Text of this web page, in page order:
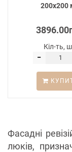
200х200
Кіл-ть,
Фасадні
люків,